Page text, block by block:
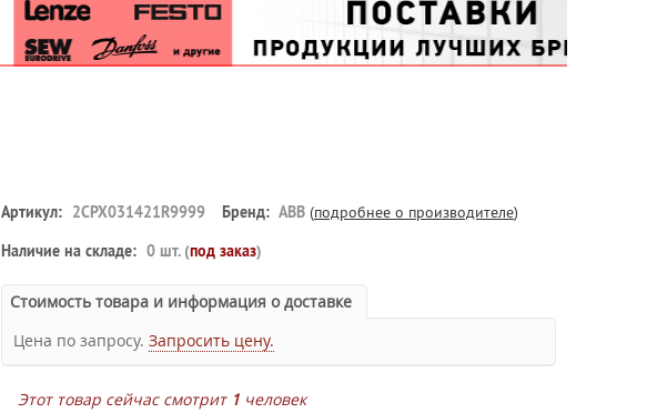
Артикул: 2CPX031421R9999 Бренд: ABB (подробнее о производителе)
Наличие на складе: 0 шт. (под заказ)
Стоимость товара и информация о доставке
Цена по запросу. Запросить цену.
Этот товар сейчас смотрит 1 человек